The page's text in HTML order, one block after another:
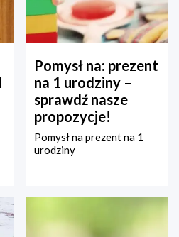
Pomysł na: prezent
na 1 urodziny –
sprawdź nasze
propozycje!
Pomysł na prezent na 1
urodziny